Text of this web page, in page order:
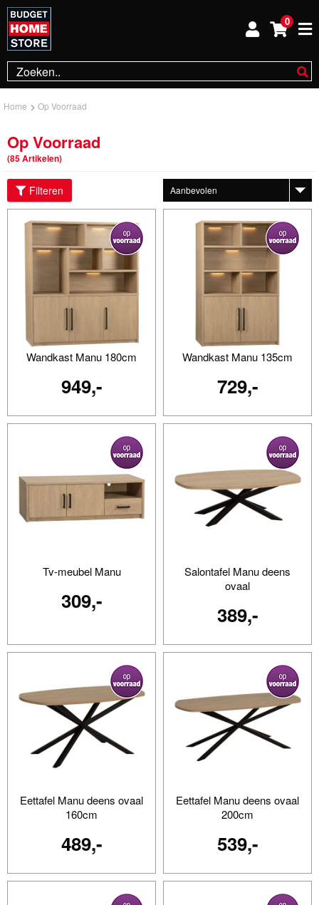
0
Home Op Voorraad
Op Voorraad
(85 Artikelen)
Filteren
Wandkast Manu 180cm
949,-
Wandkast Manu 135cm
729,-
Tv-meubel Manu
309,-
Salontafel Manu deens
ovaal
389,-
Eettafel Manu deens ovaal
160cm
489,-
Eettafel Manu deens ovaal
200cm
539,-